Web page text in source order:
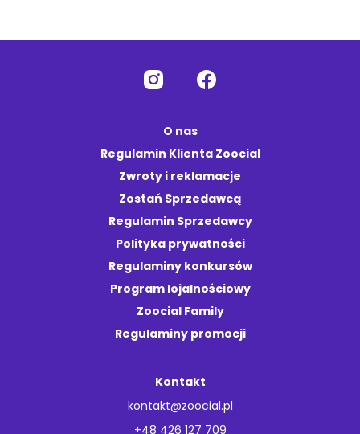
O nas
Regulamin Klienta Zoocial
Zwroty i reklamacje
Zostań Sprzedawcą
Regulamin Sprzedawcy
Polityka prywatności
Regulaminy konkursów
Program lojalnościowy
Zoocial Family
Regulaminy promocji
Kontakt
kontakt@zoocial.pl
+48 426 127 709